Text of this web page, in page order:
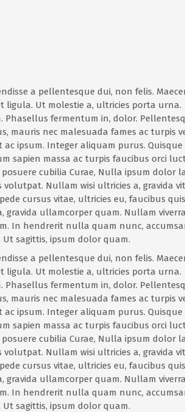
a pellentesque dui, non felis.
ligula. Ut molestie a, ultricies porta urna.
fermentum in, dolor.
mauris nec malesuada fames ac turpis
ipsum. Integer aliquam purus. Quisque
sapien massa ac turpis faucibus orci
cubilia Curae, Nulla ipsum dolor
Nullam wisi ultricies a, gravida
cursus vitae, ultricies eu, faucibus
gravida ullamcorper quam. Nullam viverra
In hendrerit nulla quam nunc,
Ut sagittis, ipsum dolor quam.
a pellentesque dui, non felis.
ligula. Ut molestie a, ultricies porta urna.
fermentum in, dolor.
mauris nec malesuada fames ac turpis
ipsum. Integer aliquam purus. Quisque
sapien massa ac turpis faucibus orci
cubilia Curae, Nulla ipsum dolor
Nullam wisi ultricies a, gravida
cursus vitae, ultricies eu, faucibus
gravida ullamcorper quam. Nullam viverra
In hendrerit nulla quam nunc,
Ut sagittis, ipsum dolor quam.